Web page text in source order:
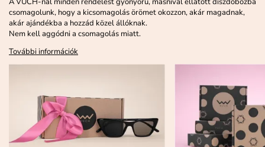
csomagolunk, hogy a kicsomagolás örömet okozzon, akár magadnak,
akár ajándékba a hozzád közel állóknak.
Nem kell aggódni a csomagolás miatt.
További információk